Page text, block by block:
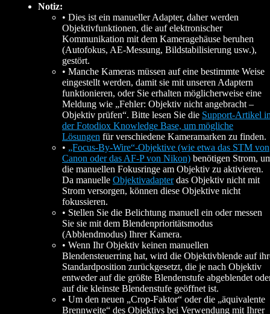
Notiz:
• Dies ist ein manueller Adapter, daher werden
Objektivfunktionen, die auf elektronischer
Kommunikation mit dem Kameragehäuse beruhen
(Autofokus, AE-Messung, Bildstabilisierung usw.),
gestört.
• Manche Kameras müssen auf eine bestimmte Weise
eingestellt werden, damit sie mit unseren Adaptern
funktionieren, oder Sie erhalten möglicherweise eine
Meldung wie „Fehler: Objektiv nicht angebracht –
Objektiv prüfen“. Bitte lesen Sie die Support-Artikel
der Fotodiox Knowledge Base, um mögliche
Lösungen für verschiedene Kameramarken zu finden.
• „Focus-By-Wire“-Objektive (wie etwa das STM von
Canon oder das AF-P von Nikon) benötigen Strom,
die manuellen Fokusringe am Objektiv zu aktivieren.
Da manuelle Objektivadapterdas Objektiv nicht mit
Strom versorgen, können diese Objektive nicht
fokussieren.
• Stellen Sie die Belichtung manuell ein oder messen
Sie sie mit dem Blendenprioritätsmodus
(Abblendmodus) Ihrer Kamera.
• Wenn Ihr Objektiv keinen manuellen
Blendensteuerring hat, wird die Objektivblende auf
Standardposition zurückgesetzt, die je nach Objektiv
entweder auf die größte Blendenstufe abgeblendet
auf die kleinste Blendenstufe geöffnet ist.
• Um den neuen „Crop-Faktor“ oder die „äquivalente
Brennweite“ des Objektivs bei Verwendung mit Ihrer